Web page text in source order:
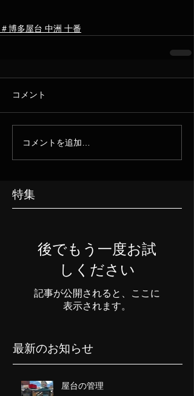
＃博多屋台 中洲 十番
コメント
コメントを追加…
特集
後でもう一度お試
しください
記事が公開されると、ここに
表示されます。
最新のお知らせ
屋台の管理